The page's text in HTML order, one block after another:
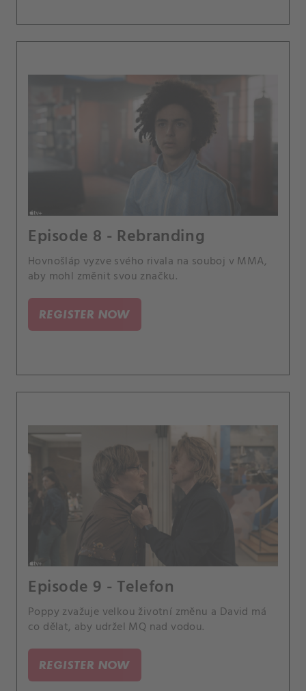
Episode 8 - Rebranding
Hovnošláp vyzve svého rivala na souboj v MMA,
aby mohl změnit svou značku.
REGISTER NOW
Episode 9 - Telefon
Poppy zvažuje velkou životní změnu a David má
co dělat, aby udržel MQ nad vodou.
REGISTER NOW